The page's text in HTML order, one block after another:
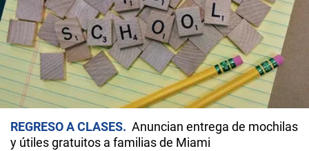
REGRESO A CLASES
Anuncian entrega de mochilas
y útiles gratuitos a familias de Miami